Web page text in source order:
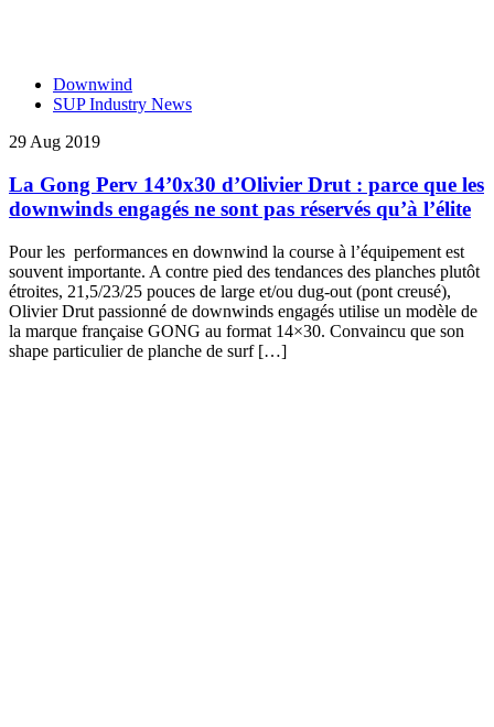
Downwind
SUP Industry News
29 Aug 2019
La Gong Perv 14’0x30 d’Olivier Drut : parce que les
downwinds engagés ne sont pas réservés qu’à l’élite
Pour les performances en downwind la course à l’équipement est
souvent importante. A contre pied des tendances des planches plutôt
étroites, 21,5/23/25 pouces de large et/ou dug-out (pont creusé),
Olivier Drut passionné de downwinds engagés utilise un modèle de
la marque française GONG au format 14×30. Convaincu que son
shape particulier de planche de surf […]